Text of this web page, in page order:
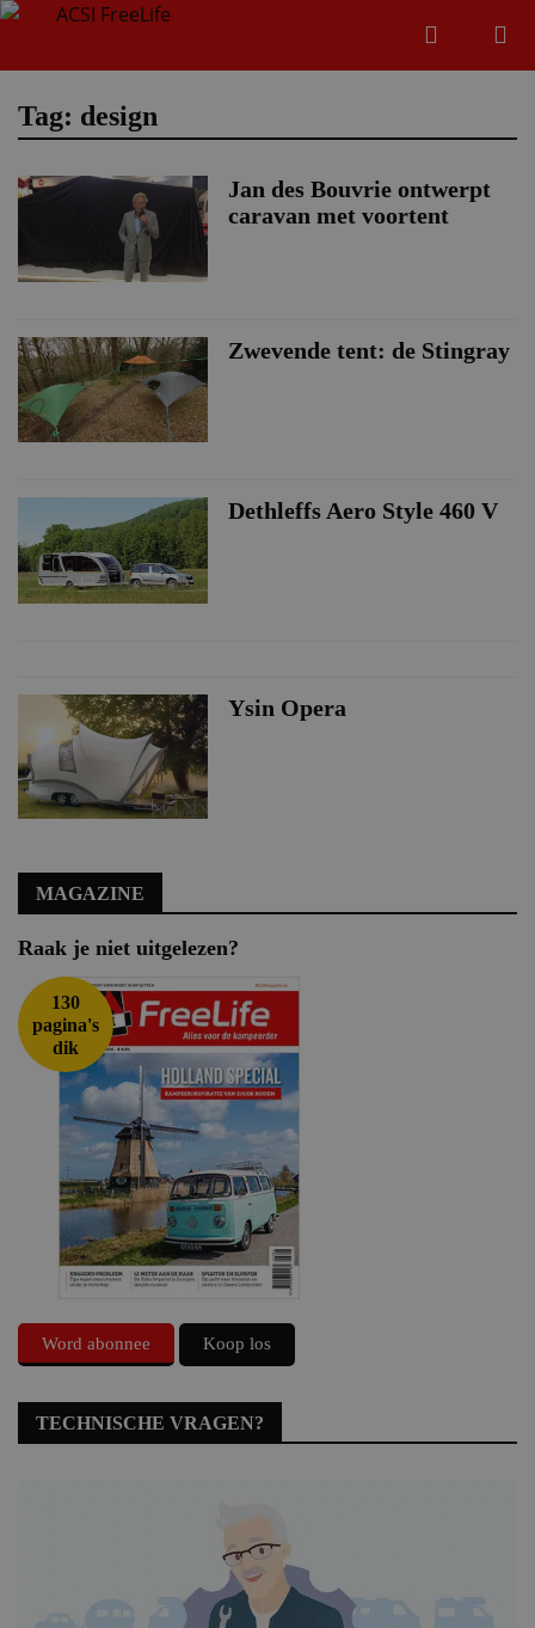
Zoeken
Tag: design
Jan des Bouvrie ontwerpt
caravan met voortent
Zwevende tent: de Stingray
Dethleffs Aero Style 460 V
Ysin Opera
MAGAZINE
Raak je niet uitgelezen?
130
pagina's
dik
Word abonnee Koop los
TECHNISCHE VRAGEN?